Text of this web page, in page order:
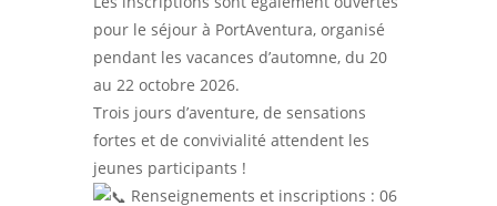
pour le séjour à PortAventura, organisé
pendant les vacances d’automne, du 20
au 22 octobre 2026.
Trois jours d’aventure, de sensations
fortes et de convivialité attendent les
jeunes participants !
Renseignements et inscriptions : 06